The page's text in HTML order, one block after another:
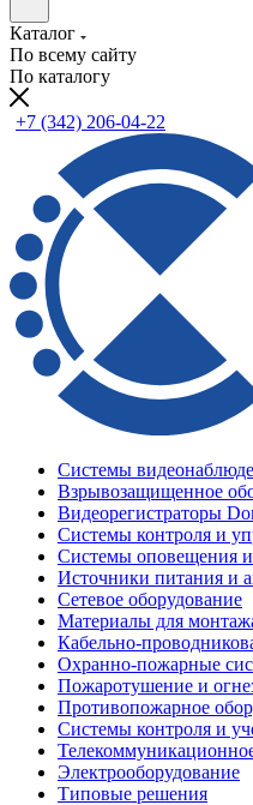
Каталог
По всему сайту
По каталогу
+7 (342) 206-04-22
Системы
Взрывозащищенное
Видеорегистраторы
Системы контроля и
Системы оповещения
Источники питания и
Сетевое оборудование
Материалы для
Кабельно-
Охранно-пожарные
Пожаротушение и
Противопожарное
Системы контроля и
Электрооборудование
Типовые решения